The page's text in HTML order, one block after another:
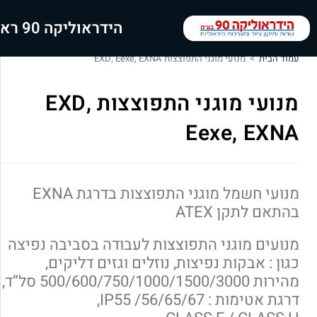
הידראוליקה 90 ראשי
עמוד הבית > מנועי מוגני התפוצצות EXD, Eexe, EXNA
מנועי מוגני התפוצצות EXD,
Eexe, EXNA
מנועי חשמל מוגני התפוצצות בדרגת EXNA
בהתאם לתקן ATEX
מנועים מוגני התפוצצות לעבודה בסביבה נפיצה
כגון : אבקות נפיצות, נוזלים וגזים דליקים,
מהירות 500/600/750/1000/1500/3000 סל”ד,
דרגת אטימות : IP55 /56/65/67,